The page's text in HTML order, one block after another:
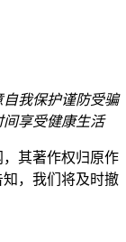
自我保护谨防受骗
间享受健康生活
其著作权归原作
，我们将及时撤